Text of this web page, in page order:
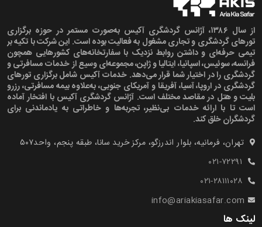
از سال ۱۳۸۶، آژانس گردشگری آکیس به‌صورت مستمر در حوزه برگزاری
تورهای گردشگری و تجاری مشغول به فعالیت بوده است. این شرکت با تکیه بر
تیمی حرفه‌ای و داشتن روابط نزدیک با سفارتخانه‌های کشورهایی همچون
فرانسه، سوئیس، اسپانیا، ایتالیا و ژاپن، مجموعه‌ای وسیع از خدمات مسافرتی و
گردشگری را در اختیار شما قرار می‌دهد. خدمات آکیس شامل برگزاری تورهای
گردشگری در اروپا، آسیا، آفریقا و آمریکای جنوبی، به‌علاوه بیمه مسافرتی، رزرو
بلیت و هتل در مقاصد مختلف است. آژانس گردشگری آکیس با افتخار آماده
است تا با ارائه خدمات بی‌نظیر، تجربه‌ها و خاطراتی به یادماندنی برای
گردشگران خلق کند.
تهران، فرمانیه، بلوار اندرزگو، مرکز خرید سانا، طبقه پنجم، واحد۵۰۷‍
۰۲۱-۷۲۲۹۱
۰۲۱-۲۸۱۱۱۰۲۸
info@ariakiasafar.com
لینک ها